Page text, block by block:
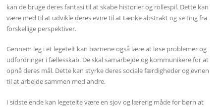
kan de bruge deres fantasi til at skabe historier og rollespil. Dette kan
være med til at udvikle deres evne til at tænke abstrakt og se ting fra
forskellige perspektiver.
Gennem leg i et legetelt kan børnene også lære at løse problemer og
udfordringer i fællesskab. De skal samarbejde og kommunikere for at
opnå deres mål. Dette kan styrke deres sociale færdigheder og evnen
til at arbejde sammen med andre.
I sidste ende kan legetelte være en sjov og lærerig måde for børn at